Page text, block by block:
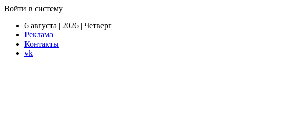
Войти в систему
6 августа | 2026 | Четверг
Реклама
Контакты
vk